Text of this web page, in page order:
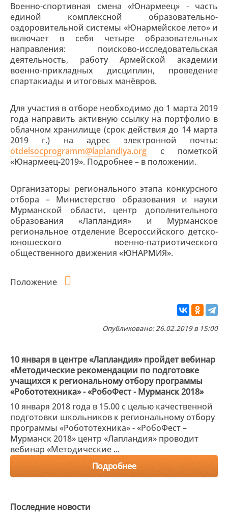
Военно-спортивная смена «Юнармеец» - часть
единой комплексной образовательно-
оздоровительной системы «Юнармейское лето» и
включает в себя четыре образовательных
направления: поисково-исследовательская
деятельность, работу Армейской академии
военно-прикладных дисциплин, проведение
спартакиады и итоговых манёвров.
Для участия в отборе необходимо до 1 марта 2019
года направить активную ссылку на портфолио в
облачном хранилище (срок действия до 14 марта
2019 г.) на адрес электронной почты:
otdelsocprogramm@laplandiya.org c пометкой
«Юнармеец-2019». Подробнее – в положении.
Организаторы регионального этапа конкурсного
отбора – Министерство образования и науки
Мурманской области, центр дополнительного
образования «Лапландия» и Мурманское
региональное отделение Всероссийского детско-
юношеского военно-патриотического
общественного движения «ЮНАРМИЯ».
Положение
Опубликовано: 26.02.2019 в 15:00
10 января в центре «Лапландия» пройдет вебинар
«Методические рекомендации по подготовке
учащихся к региональному отбору программы
«Робототехника» - «РобоФест - Мурманск 2018»
10 января 2018 года в 15.00 с целью качественной
подготовки школьников к региональному отбору
программы «Робототехника» - «РобоФест –
Мурманск 2018» центр «Лапландия» проводит
вебинар «Методические ...
Подробнее
Последние новости